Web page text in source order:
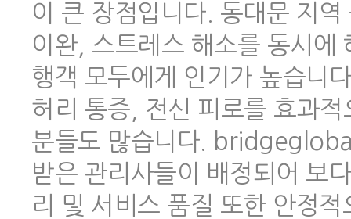
이 큰 장점입니다. 동대문 지
이완, 스트레스 해소를 동시에
행객 모두에게 인기가 높습니
허리 통증, 전신 피로를 효과
분들도 많습니다.
받은 관리사들이 배정되어 보
리 및 서비스 품질 또한 안정